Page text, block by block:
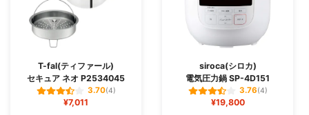
T-fal(ティファール)
セキュア ネオ P2534045
3.70(4)
¥7,011
siroca(シロカ)
電気圧力鍋 SP-4D151
3.76(4)
¥19,800